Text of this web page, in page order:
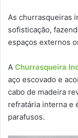
As churrasqueiras
sofisticação,
espaços externos
A Churrasqueira
aço escovado e
cabo de madeira
refratária interna e
parafusos.